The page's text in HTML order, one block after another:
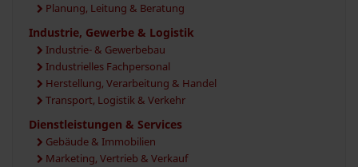
Planung, Leitung & Beratung
Industrie, Gewerbe & Logistik
Industrie- & Gewerbebau
Industrielles Fachpersonal
Herstellung, Verarbeitung & Handel
Transport, Logistik & Verkehr
Dienstleistungen & Services
Gebäude & Immobilien
Marketing, Vertrieb & Verkauf